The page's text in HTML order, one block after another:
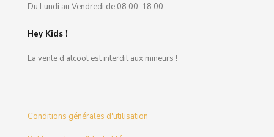
Du Lundi au Vendredi de 08:00-18:00
Hey Kids !
La vente d'alcool est interdit aux mineurs !
Conditions générales d'utilisation